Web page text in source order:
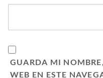
GUARDA MI
WEB EN ESTE